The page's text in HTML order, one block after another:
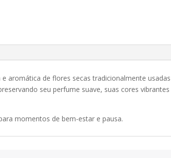
aromática de flores secas tradicionalmente
seu perfume suave, suas cores
momentos de bem-estar e pausa.